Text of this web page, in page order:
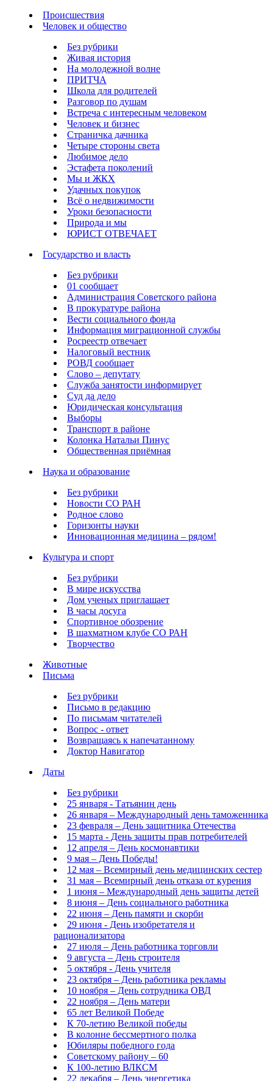
Происшествия
Человек и общество
Без рубрики
Живая история
На молодежной волне
ПРИТЧА
Школа для родителей
Разговор по душам
Встреча с интересным человеком
Человек и бизнес
Страничка дачника
Четыре стороны света
Любимое дело
Эстафета поколений
Мы и ЖКХ
Удачных покупок
Всё о недвижимости
Уроки безопасности
Природа и мы
ЮРИСТ ОТВЕЧАЕТ
Государство и власть
Без рубрики
01 сообщает
Администрация Советского района
В прокуратуре района
Вести социального фонда
Информация миграционной службы
Росреестр отвечает
Налоговый вестник
РОВД сообщает
Слово – депутату
Служба занятости информирует
Суд да дело
Юридическая консультация
Выборы
Транспорт в районе
Колонка Натальи Пинус
Общественная приёмная
Наука и образование
Без рубрики
Новости СО РАН
Родное слово
Горизонты науки
Инновационная медицина – рядом!
Культура и спорт
Без рубрики
В мире искусства
Дом ученых приглашает
В часы досуга
Спортивное обозрение
В шахматном клубе СО РАН
Творчество
Животные
Письма
Без рубрики
Письмо в редакцию
По письмам читателей
Вопрос - ответ
Возвращаясь к напечатанному
Доктор Навигатор
Даты
Без рубрики
25 января - Татьянин день
26 января – Международный день таможенника
23 февраля – День защитника Отечества
15 марта - День защиты прав потребителей
12 апреля – День космонавтики
9 мая – День Победы!
12 мая – Всемирный день медицинских сестер
31 мая – Всемирный день отказа от курения
1 июня – Международный день защиты детей
8 июня – День социального работника
22 июня – День памяти и скорби
29 июня - День изобретателя и
рационализатора
27 июля – День работника торговли
9 августа – День строителя
5 октября - День учителя
23 октября – День работника рекламы
10 ноября – День сотрудника ОВД
22 ноября – День матери
65 лет Великой Победе
К 70-летию Великой победы
В колонне бессмертного полка
Юбиляры победного года
Советскому району – 60
К 100-летию ВЛКСМ
22 декабря – День энергетика